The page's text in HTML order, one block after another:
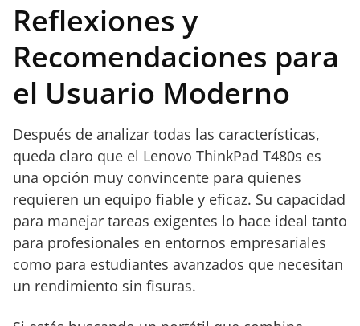
Reflexiones y
Recomendaciones para
el Usuario Moderno
Después de analizar todas las características,
queda claro que el Lenovo ThinkPad T480s es
una opción muy convincente para quienes
requieren un equipo fiable y eficaz. Su capacidad
para manejar tareas exigentes lo hace ideal tanto
para profesionales en entornos empresariales
como para estudiantes avanzados que necesitan
un rendimiento sin fisuras.